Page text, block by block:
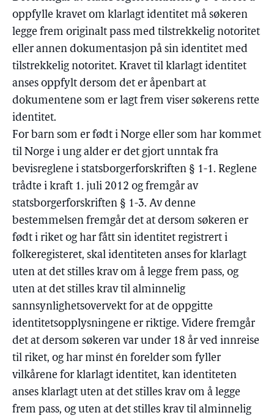
oppfylle kravet om klarlagt identitet må søkeren
legge frem originalt pass med tilstrekkelig notoritet
eller annen dokumentasjon på sin identitet med
tilstrekkelig notoritet. Kravet til klarlagt identitet
anses oppfylt dersom det er åpenbart at
dokumentene som er lagt frem viser søkerens rette
identitet.
For barn som er født i Norge eller som har kommet
til Norge i ung alder er det gjort unntak fra
bevisreglene i statsborgerforskriften § 1-1. Reglene
trådte i kraft 1. juli 2012 og fremgår av
statsborgerforskriften § 1-3. Av denne
bestemmelsen fremgår det at dersom søkeren er
født i riket og har fått sin identitet registrert i
folkeregisteret, skal identiteten anses for klarlagt
uten at det stilles krav om å legge frem pass, og
uten at det stilles krav til alminnelig
sannsynlighetsovervekt for at de oppgitte
identitetsopplysningene er riktige. Videre fremgår
det at dersom søkeren var under 18 år ved innreise
til riket, og har minst én forelder som fyller
vilkårene for klarlagt identitet, kan identiteten
anses klarlagt uten at det stilles krav om å legge
frem pass, og uten at det stilles krav til alminnelig